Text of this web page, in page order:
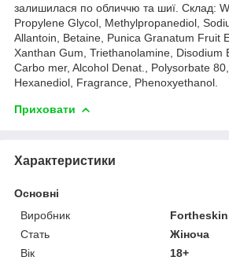
залишилася по обличчю та шиї. Склад:
Propylene Glycol, Methylpropanediol,
Allantoin, Betaine, Punica Granatum Fruit
Xanthan Gum, Triethanolamine, Disodium
Carbo mer, Alcohol Denat., Polysorbate
Hexanediol, Fragrance, Phenoxyethanol.
Приховати
Характеристики
Основні
Виробник
Fortheskin
Стать
Жіноча
Вік
18+